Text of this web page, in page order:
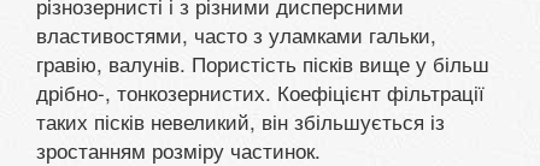
властивостями, часто з уламками гальки,
гравію, валунів. Пористість пісків вище у більш
дрібно-, тонкозернистих. Коефіцієнт фільтрації
таких пісків невеликий, він збільшується із
зростанням розміру частинок.